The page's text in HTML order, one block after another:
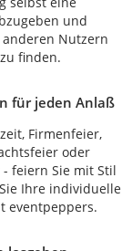
und
Nutzern
finden.
für jeden Anlaß
Firmenfeier,
oder
feiern Sie mit Stil
Ihre individuelle
eventpeppers.